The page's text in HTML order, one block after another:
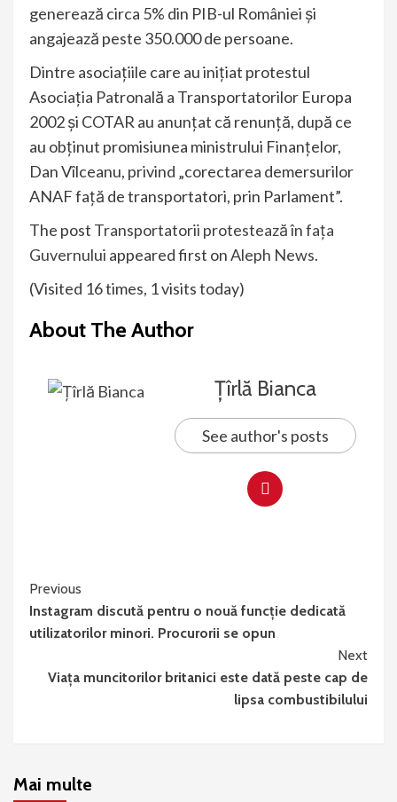
generează circa 5% din PIB-ul României şi
angajează peste 350.000 de persoane.
Dintre asociaţiile care au iniţiat protestul
Asociaţia Patronală a Transportatorilor Europa
2002 şi COTAR au anunţat că renunţă, după ce
au obţinut promisiunea ministrului Finanţelor,
Dan Vîlceanu, privind „corectarea demersurilor
ANAF faţă de transportatori, prin Parlament”.
The post Transportatorii protestează în fața
Guvernului appeared first onAleph News.
(Visited 16 times, 1 visits today)
About The Author
Țîrlă Bianca
See author's posts
Continue
Reading
Previous
Instagram discută pentru o nouă funcție dedicată
utilizatorilor minori. Procurorii se opun
Next
Viața muncitorilor britanici este dată peste cap de
lipsa combustibilului
Mai multe